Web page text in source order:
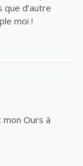
d’autre
moi !
mon Ours à